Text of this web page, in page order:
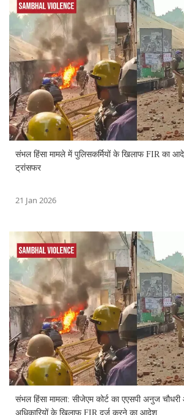
संभल हिंसा मामले में पुलिसकर्मियों के खिलाफ FIR का
ट्रांसफर
21 Jan 2026
संभल हिंसा मामला: सीजेएम कोर्ट का एएसपी अनुज
अधिकारियों के खिलाफ FIR दर्ज करने का आदेश